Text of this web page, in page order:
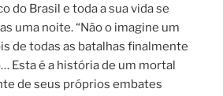
do Brasil e toda a sua vida se
uma noite. “Não o imagine um
de todas as batalhas finalmente
Esta é a história de um mortal
de seus próprios embates